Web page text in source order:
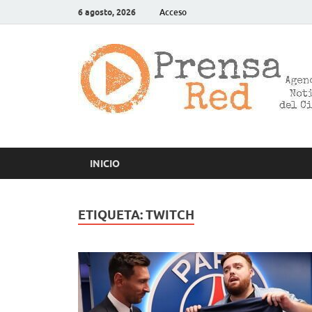
6 agosto, 2026 Acceso
INICIO
ETIQUETA:TWITCH